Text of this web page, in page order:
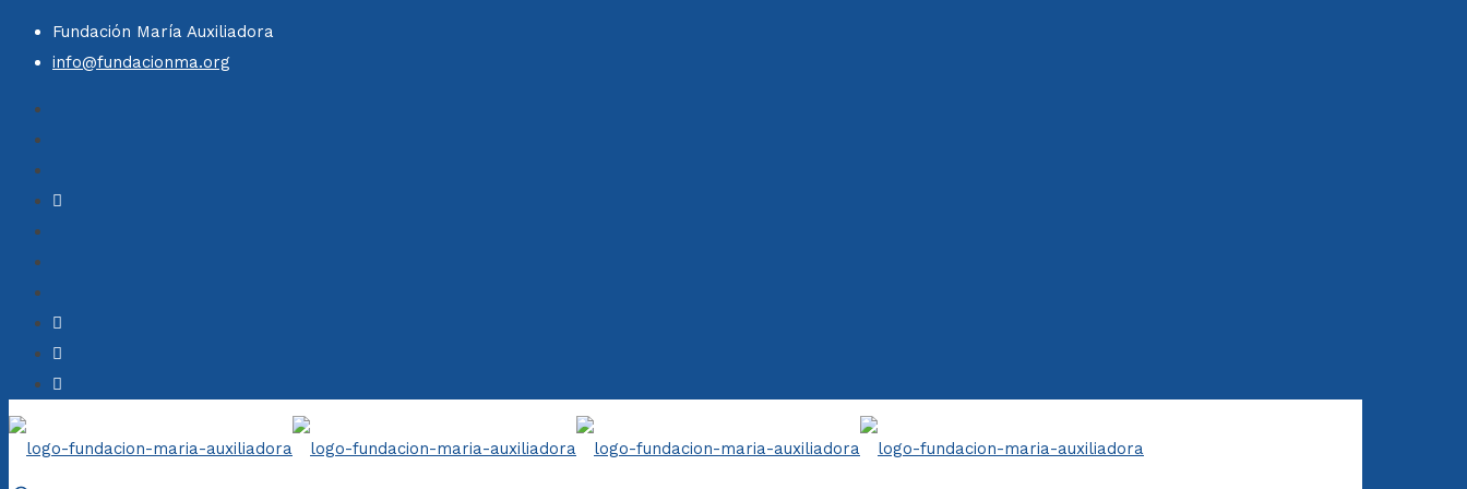
Fundación María Auxiliadora
info@fundacionma.org